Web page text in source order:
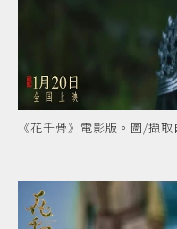
《花千骨》電影版。圖/擷取